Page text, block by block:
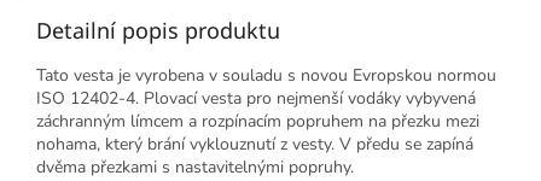
Detailní popis produktu
Tato vesta je vyrobena v souladu s novou Evropskou normou
ISO 12402-4. Plovací vesta pro nejmenší vodáky vybyvená
záchranným límcem a rozpínacím popruhem na přezku mezi
nohama, který brání vyklouznutí z vesty. V předu se zapíná
dvěma přezkami s nastavitelnými popruhy.